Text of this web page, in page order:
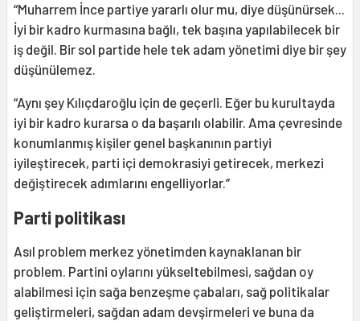
“Muharrem İnce partiye yararlı olur mu, diye düşünürsek...
İyi bir kadro kurmasına bağlı, tek başına yapılabilecek bir
iş değil. Bir sol partide hele tek adam yönetimi diye bir şey
düşünülemez.
“Aynı şey Kılıçdaroğlu için de geçerli. Eğer bu kurultayda
iyi bir kadro kurarsa o da başarılı olabilir. Ama çevresinde
konumlanmış kişiler genel başkanının partiyi
iyileştirecek, parti içi demokrasiyi getirecek, merkezi
değiştirecek adımlarını engelliyorlar.”
Parti politikası
Asıl problem merkez yönetimden kaynaklanan bir
problem. Partini oylarını yükseltebilmesi, sağdan oy
alabilmesi için sağa benzeşme çabaları, sağ politikalar
geliştirmeleri, sağdan adam devşirmeleri ve buna da